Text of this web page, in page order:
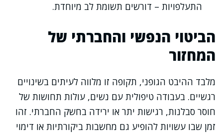
התעלפויות – דורשים תשומת לב מיוחדת.
הביטוי הנפשי והחברתי של
המחזור
מלבד ההיבט הגופני, תקופה זו מלווה לעיתים בשינויים
רגשיים. בעבודה טיפולית עם נשים, עולות תחושות של
חוסר סבלנות, רגישות יתר או ירידה בחשק החברתי. זהו
זמן שבו עשויות להופיע גם מחשבות ביקורתיות או דימוי